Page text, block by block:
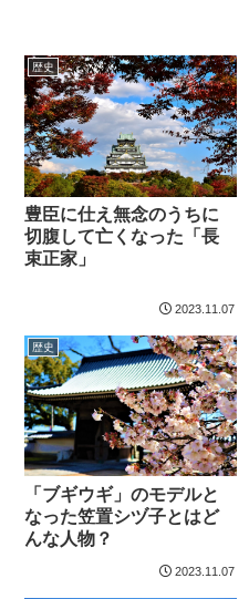
歴史
豊臣に仕え無念のうちに
切腹して亡くなった「長
束正家」
2023.11.07
歴史
「ブギウギ」のモデルと
なった笠置シヅ子とはど
んな人物？
2023.11.07